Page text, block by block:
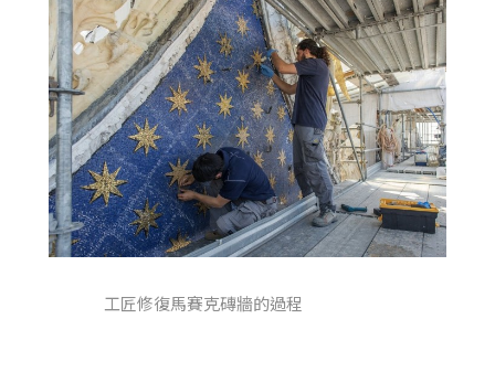
工匠修復馬賽克磚牆的過程